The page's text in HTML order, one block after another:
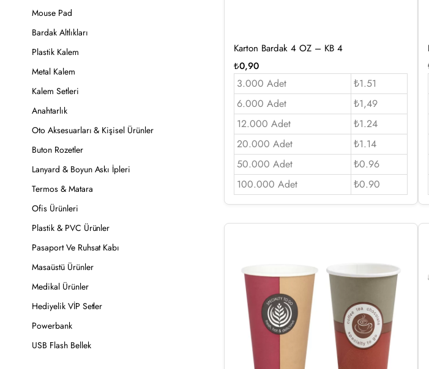
Karton Bardak 4 OZ – KB 4
₺0,90
3.000 Adet
₺1.51
6.000 Adet
₺1,49
12.000 Adet
₺1.24
20.000 Adet
₺1.14
50.000 Adet
₺0.96
100.000 Adet
₺0.90
Mouse Pad
Bardak Altlıkları
Plastik Kalem
Metal Kalem
Kalem Setleri
Anahtarlık
Oto Aksesuarları & Kişisel Ürünler
Buton Rozetler
Lanyard & Boyun Askı İpleri
Termos & Matara
Ofis Ürünleri
Plastik & PVC Ürünler
Pasaport Ve Ruhsat Kabı
Masaüstü Ürünler
Medikal Ürünler
Hediyelik VİP Setler
Powerbank
USB Flash Bellek